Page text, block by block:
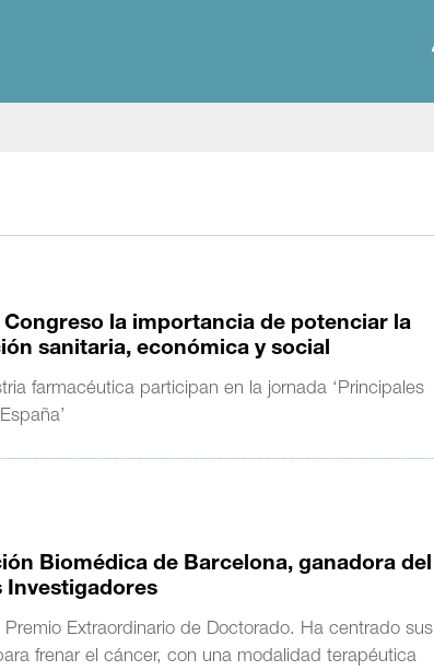
la importancia de potenciar la
sanitaria, económica y social
farmacéutica participan en la jornada ‘Principales
Biomédica de Barcelona, ganadora del
Investigadores
Extraordinario de Doctorado. Ha centrado sus
frenar el cáncer, con una modalidad terapéutica